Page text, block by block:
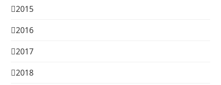
2015
2016
2017
2018